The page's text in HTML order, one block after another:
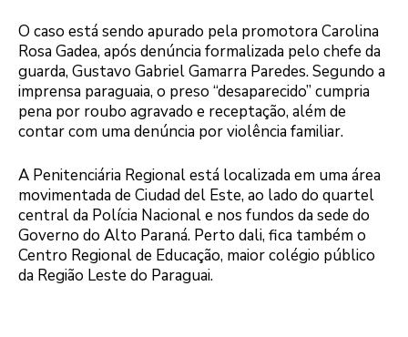
O caso está sendo apurado pela promotora Carolina
Rosa Gadea, após denúncia formalizada pelo chefe da
guarda, Gustavo Gabriel Gamarra Paredes. Segundo a
imprensa paraguaia, o preso “desaparecido” cumpria
pena por roubo agravado e receptação, além de
contar com uma denúncia por violência familiar.
A Penitenciária Regional está localizada em uma área
movimentada de Ciudad del Este, ao lado do quartel
central da Polícia Nacional e nos fundos da sede do
Governo do Alto Paraná. Perto dali, fica também o
Centro Regional de Educação, maior colégio público
da Região Leste do Paraguai.